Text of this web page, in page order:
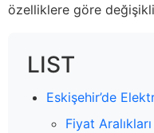
özelliklere göre
LIST
Eskişehir’de
Fiyat Aralıkları